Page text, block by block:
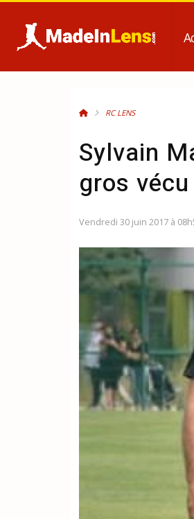
RC LENS
Sylvain
gros
Vendredi 30 juin 2017 à